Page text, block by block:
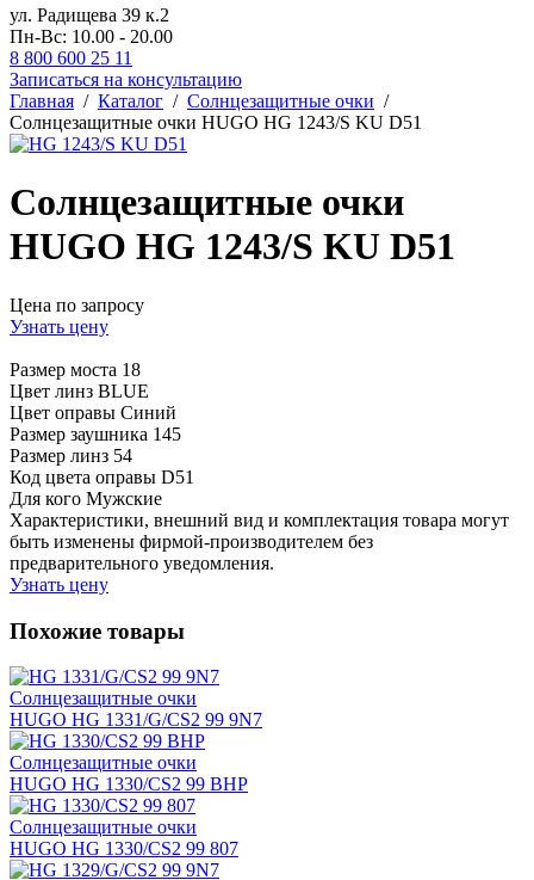
ул. Радищева 39 к.2
Пн-Вс: 10.00 - 20.00
8 800 600 25 11
Записаться на консультацию
Главная / Каталог / Солнцезащитные очки /
Солнцезащитные очки HUGO HG 1243/S KU D51
Солнцезащитные очки
HUGO HG 1243/S KU D51
Цена по запросу
Узнать цену
Размер моста 18
Цвет линз BLUE
Цвет оправы Синий
Размер заушника 145
Размер линз 54
Код цвета оправы D51
Для кого Мужские
Характеристики, внешний вид и комплектация товара могут
быть изменены фирмой-производителем без
предварительного уведомления.
Узнать цену
Похожие товары
Солнцезащитные очки
HUGO HG 1331/G/CS2 99 9N7
Солнцезащитные очки
HUGO HG 1330/CS2 99 BHP
Солнцезащитные очки
HUGO HG 1330/CS2 99 807